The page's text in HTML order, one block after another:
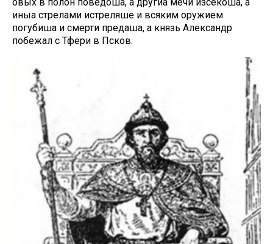
овых в полон поведоша, а другиа мечи изсекоша, а
иныа стрелами истреляше и всяким оружием
погубиша и смерти предаша, а князь Александр
побежал с Тфери в Псков.